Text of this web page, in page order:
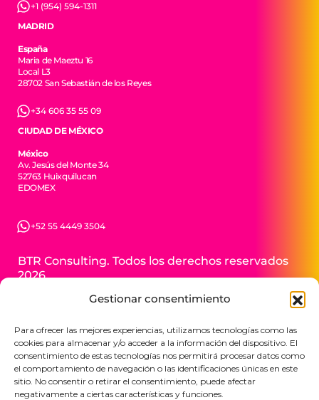
Gestionar consentimiento
Para ofrecer las mejores experiencias, utilizamos tecnologías como las
cookies para almacenar y/o acceder a la información del dispositivo. El
consentimiento de estas tecnologías nos permitirá procesar datos como
el comportamiento de navegación o las identificaciones únicas en este
sitio. No consentir o retirar el consentimiento, puede afectar
negativamente a ciertas características y funciones.
+1 (954) 594-1311
MADRID
España
Maria de Maeztu 16
Local L3
28702 San Sebastián de los Reyes
+34 606 35 55 09
CIUDAD DE MÉXICO
México
Av. Jesús del Monte 34
52763 Huixquilucan
EDOMEX
+52 55 4449 3504
BTR Consulting. Todos los derechos reservados
2026.